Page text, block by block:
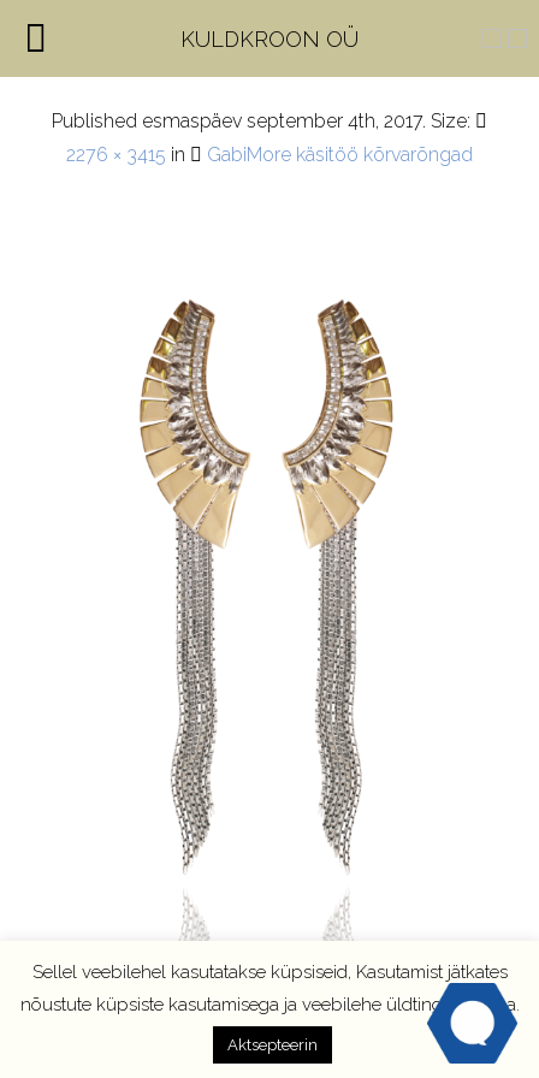
MG_6973-2-1
Published esmaspäev september 4th, 2017. Size:
2276 × 3415 in GabiMore käsitöö kõrvarõngad
Sellel veebilehel kasutatakse küpsiseid, Kasutamist jätkates
nõustute küpsiste kasutamisega ja veebilehe üldtingimustega.
Aktsepteerin
KULDKROON OÜ